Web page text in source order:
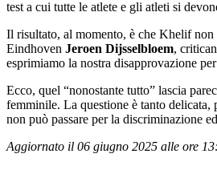
test a cui tutte le atlete e gli atleti si
Il risultato, al momento, è che Khelif
Eindhoven Jeroen Dijsselbloem,
esprimiamo la nostra disapprovazione
Ecco, quel “nonostante tutto” lascia
femminile. La questione è tanto delicata,
non può passare per la discriminazione
Aggiornato il 06 giugno 2025 alle ore